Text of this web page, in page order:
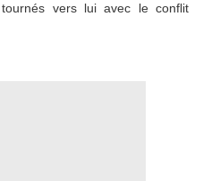
vers lui avec le conflit